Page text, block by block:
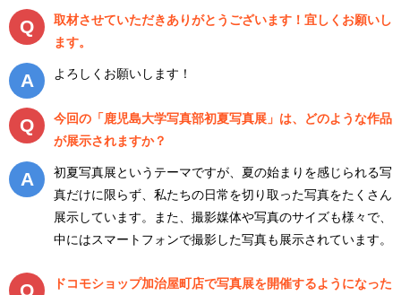
取材させていただきありがとうございます！宜しくお願いし
ます。
よろしくお願いします！
今回の「鹿児島大学写真部初夏写真展」は、どのような作品
が展示されますか？
初夏写真展というテーマですが、夏の始まりを感じられる写
真だけに限らず、私たちの日常を切り取った写真をたくさん
展示しています。また、撮影媒体や写真のサイズも様々で、
中にはスマートフォンで撮影した写真も展示されています。
ドコモショップ加治屋町店で写真展を開催するようになった